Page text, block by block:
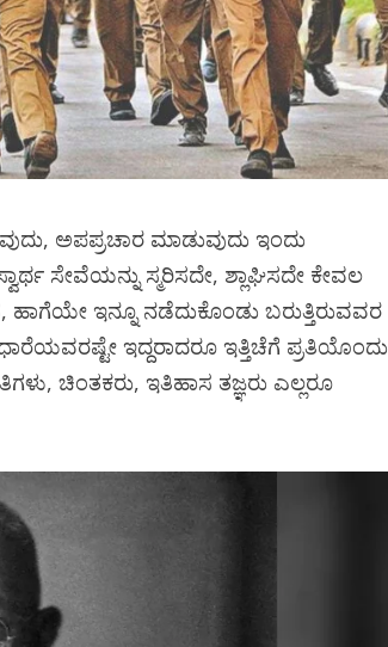
ಅಪಪ್ರಚಾರ ಮಾಡುವುದು ಇಂದು
ಸೇವೆಯನ್ನು ಸ್ಮರಿಸದೇ, ಶ್ಲಾಘಿಸದೇ ಕೇವಲ
ಇನ್ನೂ ನಡೆದುಕೊಂಡು ಬರುತ್ತಿರುವವರ
ಇದ್ದರಾದರೂ ಇತ್ತಿಚೆಗೆ ಪ್ರತಿಯೊಂದು
ಚಿಂತಕರು, ಇತಿಹಾಸ ತಜ್ಞರು ಎಲ್ಲರೂ